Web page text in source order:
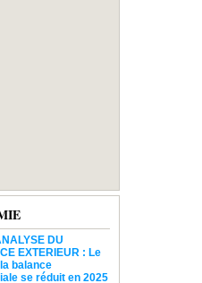
DU
EXTERIEUR : Le
balance
se réduit en 2025